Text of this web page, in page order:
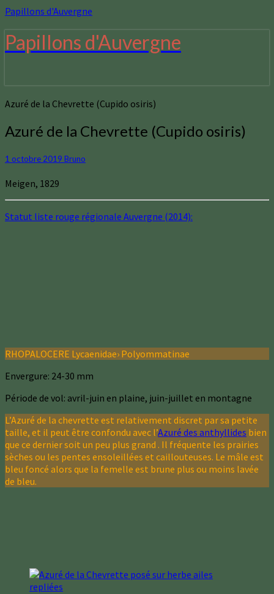
Papillons d'Auvergne
Papillons d'Auvergne
Azuré de la Chevrette (Cupido osiris)
Azuré de la Chevrette (Cupido osiris)
1 octobre 2019 Bruno
Meigen, 1829
Statut liste rouge régionale Auvergne (2014):
RHOPALOCERE Lycaenidae› Polyommatinae
Envergure: 24-30 mm
Période de vol: avril-juin en plaine, juin-juillet en montagne
L’Azuré de la chevrette est relativement discret par sa petite
taille, et il peut être confondu avec l’Azuré des anthyllides bien
que ce dernier soit un peu plus grand . Il fréquente les prairies
sèches ou les pentes ensoleillées et caillouteuses. Le mâle est
bleu foncé alors que la femelle est brune plus ou moins lavée
de bleu.